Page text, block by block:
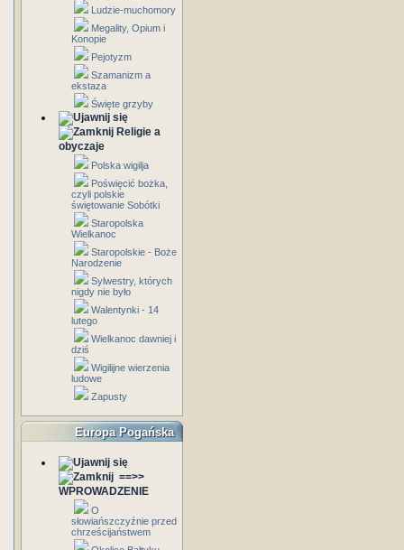
Ludzie-muchomory
Megality, Opium i
Konopie
Pejotyzm
Szamanizm a
ekstaza
Święte grzyby
Religie a
obyczaje
Polska wigilja
Poświęcić bożka,
czyli polskie
świętowanie Sobótki
Staropolska
Wielkanoc
Staropolskie - Boże
Narodzenie
Sylwestry, których
nigdy nie było
Walentynki - 14
lutego
Wielkanoc dawniej i
dziś
Wigilijne wierzenia
ludowe
Zapusty
Europa Pogańska
==>>
WPROWADZENIE
O
słowiańszczyźnie przed
chrześcijaństwem